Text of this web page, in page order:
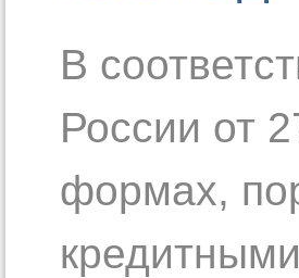
В
России от
формах,